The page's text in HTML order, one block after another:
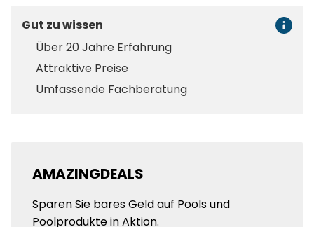
Gut zu wissen
Über 20 Jahre Erfahrung
Attraktive Preise
Umfassende Fachberatung
AMAZINGDEALS
Sparen Sie bares Geld auf Pools und
Poolprodukte in Aktion.